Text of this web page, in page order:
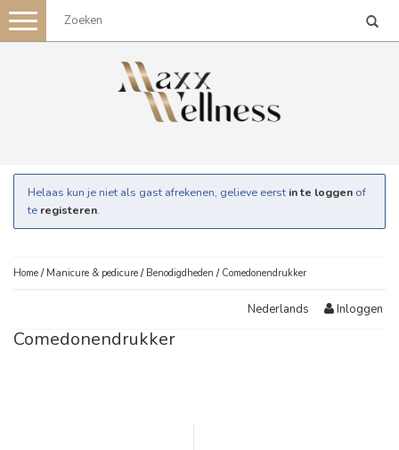
Toggle
navigation
Helaas kun je niet als gast afrekenen, gelieve eerst in te loggen of
te registeren.
Home / Manicure & pedicure / Benodigdheden / Comedonendrukker
Nederlands Inloggen
Comedonendrukker